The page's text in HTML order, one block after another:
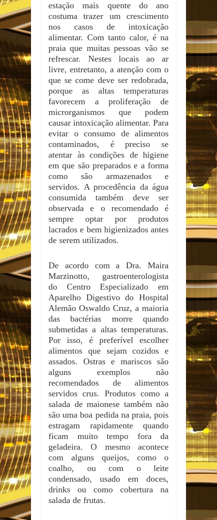
estação mais quente do ano
costuma trazer um crescimento
nos casos de intoxicação
alimentar. Com tanto calor, é na
praia que muitas pessoas vão se
refrescar. Nestes locais ao ar
livre, entretanto, a atenção com o
que se come deve ser redobrada,
porque as altas temperaturas
favorecem a proliferação de
microrganismos que podem
causar intoxicação alimentar. Para
evitar o consumo de alimentos
contaminados, é preciso se
atentar às condições de higiene
em que são preparados e a forma
como são armazenados e
servidos. A procedência da água
consumida também deve ser
observada e o recomendado é
sempre optar por produtos
lacrados e bem higienizados antes
de serem utilizados.
De acordo com a Dra. Maira
Marzinotto, gastroenterologista
do Centro Especializado em
Aparelho Digestivo do Hospital
Alemão Oswaldo Cruz, a maioria
das bactérias morre quando
submetidas a altas temperaturas.
Por isso, é preferível escolher
alimentos que sejam cozidos e
assados. Ostras e mariscos são
alguns exemplos não
recomendados de alimentos
servidos crus. Produtos como a
salada de maionese também não
são uma boa pedida na praia, pois
estragam rapidamente quando
ficam muito tempo fora da
geladeira. O mesmo acontece
com alguns queijos, como o
coalho, ou com o leite
condensado, usado em doces,
drinks ou como cobertura na
salada de frutas.